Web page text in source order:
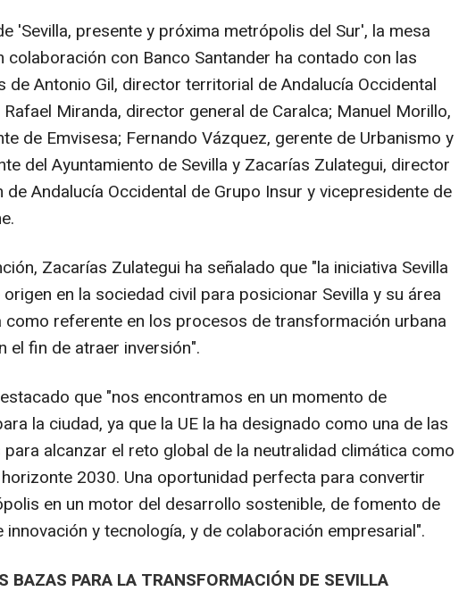
'Sevilla, presente y próxima metrópolis del Sur', la mesa
colaboración con Banco Santander ha contado con las
de Antonio Gil, director territorial de Andalucía Occidental
Miranda, director general de Caralca; Manuel Morillo,
de Emvisesa; Fernando Vázquez, gerente de Urbanismo y
del Ayuntamiento de Sevilla y Zacarías Zulategui, director
de Andalucía Occidental de Grupo Insur y vicepresidente de
Zacarías Zulategui ha señalado que "la iniciativa Sevilla
origen en la sociedad civil para posicionar Sevilla y su área
como referente en los procesos de transformación urbana
el fin de atraer inversión".
que "nos encontramos en un momento de
la ciudad, ya que la UE la ha designado como una de las
alcanzar el reto global de la neutralidad climática como
2030. Una oportunidad perfecta para convertir
en un motor del desarrollo sostenible, de fomento de
innovación y tecnología, y de colaboración empresarial".
BAZAS PARA LA TRANSFORMACIÓN DE SEVILLA